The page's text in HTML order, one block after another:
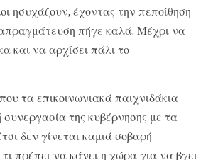
ησυχάζουν, έχοντας την πεποίθηση
πήγε καλά. Μέχρι να
και να αρχίσει πάλι το
τα επικοινωνιακά παιχνιδάκια
της κυβέρνησης με τα
δεν γίνεται καμιά σοβαρή
πρέπει να κάνει η χώρα για να βγει